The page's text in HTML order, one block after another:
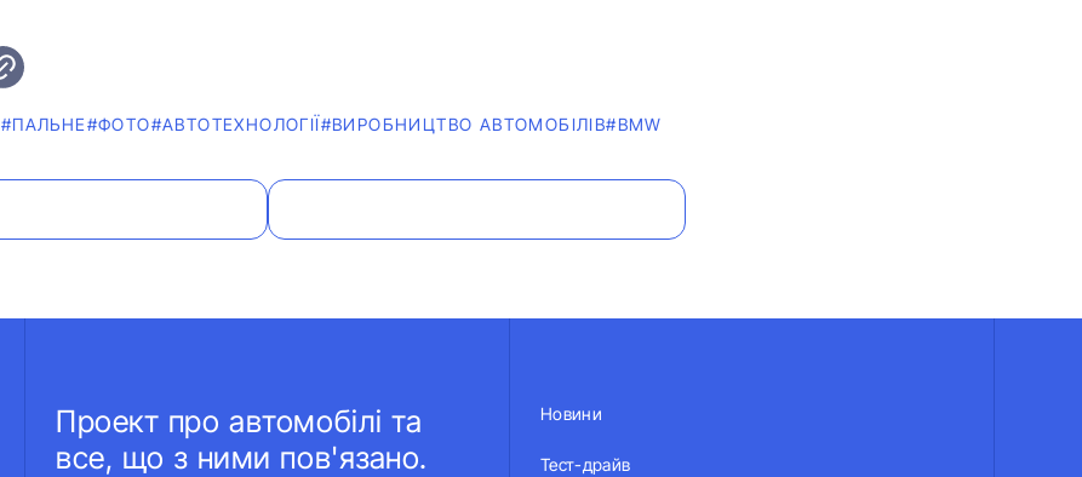
#ПАЛЬНЕ#ФОТО#АВТОТЕХНОЛОГІЇ#ВИРОБНИЦТВО АВТОМОБІЛІВ#BMW
Проект про автомобілі та
все, що з ними пов'язано.
Новини
Тест-драйв